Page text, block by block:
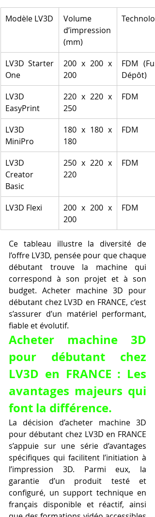
Modèle LV3D
Volume
d’impression
(mm)
LV3D Starter
One
200 x 200 x
200
FDM
Dépôt)
LV3D
EasyPrint
220 x 220 x
250
FDM
LV3D
MiniPro
180 x 180 x
180
FDM
LV3D
Creator
Basic
250 x 220 x
220
FDM
LV3D Flexi
200 x 200 x
200
FDM
Ce tableau illustre la diversité de
l’offre LV3D, pensée pour que chaque
débutant trouve la machine qui
correspond à son projet et à son
budget. Acheter machine 3D pour
débutant chez LV3D en FRANCE, c’est
s’assurer d’un matériel performant,
fiable et évolutif.
Acheter machine 3D
pour débutant chez
LV3D en FRANCE : Les
avantages majeurs qui
font la différence.
La décision d’acheter machine 3D
pour débutant chez LV3D en FRANCE
s’appuie sur une série d’avantages
spécifiques qui facilitent l’initiation à
l’impression 3D. Parmi eux, la
garantie d’un produit testé et
configuré, un support technique en
français disponible et réactif, ainsi